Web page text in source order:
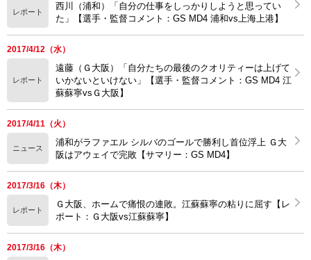
レポート
西川（浦和）「自分の仕事をしっかりしようと思ってい
た」【選手・監督コメント：GS MD4 浦和vs上海上港】
2017/4/12（水）
レポート
遠藤（Ｇ大阪）「自分たちの最後のクオリティーは上げて
いかないといけない」【選手・監督コメント：GS MD4 江
蘇蘇寧vsＧ大阪】
2017/4/11（火）
ニュース
浦和がラファエル シルバのゴールで勝利し首位浮上 Ｇ大
阪はアウェイで完敗【サマリー：GS MD4】
2017/3/16（木）
レポート
Ｇ大阪、ホームで痛恨の連敗。江蘇蘇寧の粘りに屈す【レ
ポート：Ｇ大阪vs江蘇蘇寧】
2017/3/16（木）